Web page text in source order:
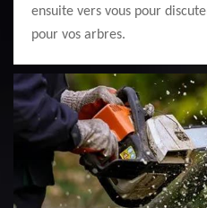
ensuite vers vous pour
pour vos arbres.